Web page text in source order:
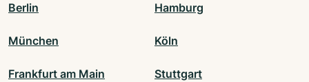
Berlin Hamburg
München Köln
Frankfurt am Main Stuttgart